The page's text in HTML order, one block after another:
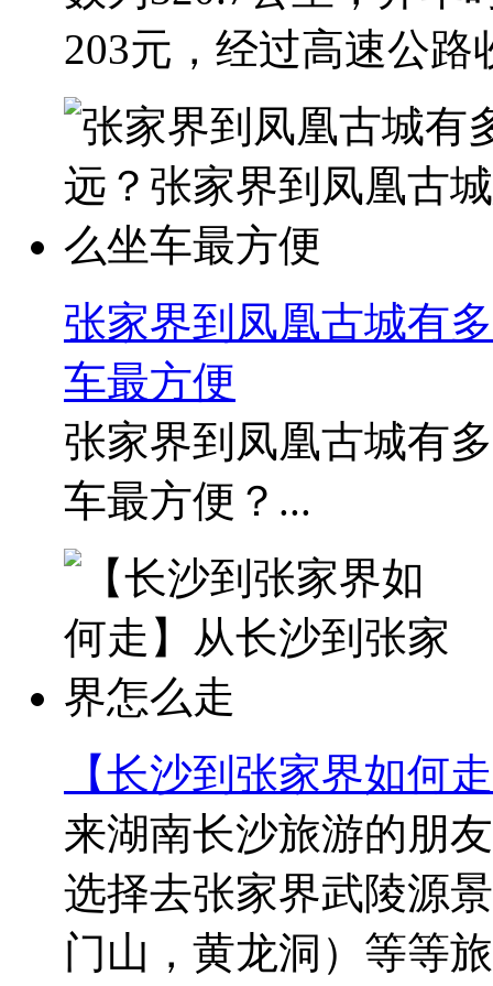
203元，经过高速公路
张家界到凤凰古城有
车最方便
张家界到凤凰古城有
车最方便？...
【长沙到张家界如何
来湖南长沙旅游的朋
选择去张家界武陵源
门山，黄龙洞）等等